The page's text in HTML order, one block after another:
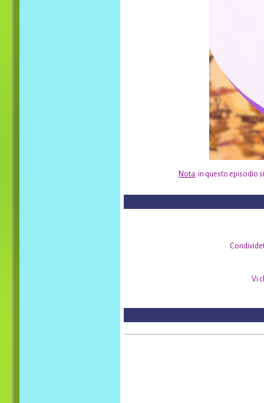
Nota: in questo episodio
Vi